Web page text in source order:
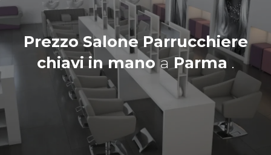
Prezzo Salone Parrucchiere
chiavi in manoaParma .